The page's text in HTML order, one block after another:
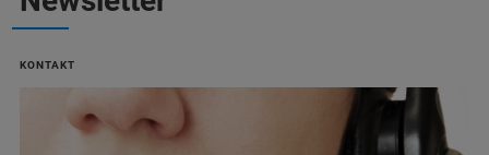
KONTAKT